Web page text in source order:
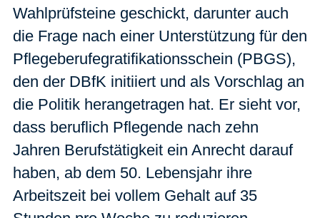
Wahlprüfsteine geschickt, darunter auch
die Frage nach einer Unterstützung für den
Pflegeberufegratifikationsschein (PBGS),
den der DBfK initiiert und als Vorschlag an
die Politik herangetragen hat. Er sieht vor,
dass beruflich Pflegende nach zehn
Jahren Berufstätigkeit ein Anrecht darauf
haben, ab dem 50. Lebensjahr ihre
Arbeitszeit bei vollem Gehalt auf 35